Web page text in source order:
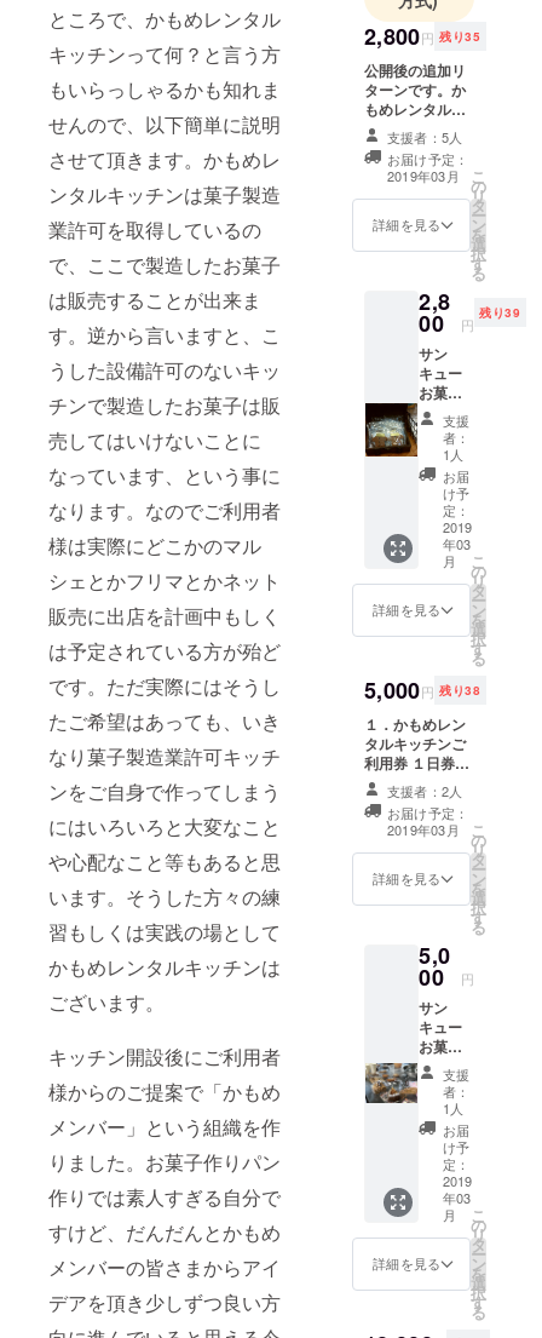
ところで、かもめレンタル
キッチンって何？と言う方
もいらっしゃるかも知れま
せんので、以下簡単に説明
させて頂きます。かもめレ
ンタルキッチンは菓子製造
業許可を取得しているの
で、ここで製造したお菓子
は販売することが出来ま
す。逆から言いますと、こ
うした設備許可のないキッ
チンで製造したお菓子は販
売してはいけないことに
なっています、という事に
なります。なのでご利用者
様は実際にどこかのマル
シェとかフリマとかネット
販売に出店を計画中もしく
は予定されている方が殆ど
です。ただ実際にはそうし
たご希望はあっても、いき
なり菓子製造業許可キッチ
ンをご自身で作ってしまう
にはいろいろと大変なこと
や心配なこと等もあると思
います。そうした方々の練
習もしくは実践の場として
かもめレンタルキッチンは
ございます。
キッチン開設後にご利用者
様からのご提案で「かもめ
メンバー」という組織を作
りました。お菓子作りパン
作りでは素人すぎる自分で
すけど、だんだんとかもめ
メンバーの皆さまからアイ
デアを頂き少しずつ良い方
2,800円 残り35
公開後の追加リ
ターンです。か
もめレンタル
キッチンご利用
半日券：4時間1
回が2,800円で
す。利用可能時
間平日午前9時か
ら午後5時（その
通常利用料金は
850円／時間＋
備例 オーブ
ン：東芝ER-
RD3000、捏ね
器：キッチンエ
イドKSM5、発
酵器：ニーダー
102、作業台：
幅120㎝奥行60
㎝高さ80㎝ が2
台、クイジナー
ト、フードドラ
イヤー、冷凍冷
他備品等のご確
認などは、かも
ジのお問い合わ
せからお気軽に
どうぞ！ お届け
予定日として
2019年3月とし
ていますが、
キッチンご利用
権利ですのでご
利用者様のご都
談させて頂きま
す。ご相談窓口
itchen@yahoo.
co.jp （かもめレ
ンタルキッチン
ホームページの
お問い合わせは
このメールアド
レスにつながっ
ています）こち
らのメールアド
レスまでお願い
致します。また
本お申込みはご
支援者様のメー
ルアドレスをか
もめレンタル
させて頂く条件
となっておりま
支援者：5人
お届け予定：
2019年03月
詳細を見る
こ
の
リ
タ
ー
ン
を
選
択
す
る
2,8
00 円
残り39
サン
キュー
お菓子
ミニ
セット
（3月か
ら5月の
間にお
届けし
す）：
感謝の
気持ち
を込め
て、か
もめメ
の手作
りお菓
子セッ
トを一
箱お届
す。い
ろいろ
な作り
手さん
のお菓
むパ
ターン
と、お
一人の
作り手
さん
ワール
ドのパ
ターン
を考え
ていま
すが、
お菓子
発送時
期と作
り手さ
んのス
支援
者：
1人
お届
け予
定：
2019
年03
月
詳細を見る
こ
の
リ
タ
ー
ン
を
選
択
す
る
5,000円 残り38
１．かもめレン
タルキッチンご
利用券 １日券：
フルタイム（1
日）1回を5,000
円 利用可能時間
‖平日午前9時か
ら午後5時（その
他の時間帯も相
間＋消費税 設備
例 オーブン：
RD3000、捏ね
器：キッチンエ
イドKSM5、発
酵器：ニーダー
102、作業台：
幅120㎝奥行60
㎝高さ80㎝ が2
台、クイジナー
ト、フードドラ
イヤー、冷凍冷
蔵庫など。その
他備品等のご確
めレンタルキッ
チンホームペー
支援者：2人
お届け予定：
2019年03月
詳細を見る
こ
の
リ
タ
ー
ン
を
選
択
す
る
5,0
00 円
サン
キュー
お菓子
セット
（3月か
ら5月の
間にお
届けし
す）：
感謝の
気持ち
を込め
て、か
もめメ
ンバー
支援
者：
1人
お届
け予
定：
2019
年03
月
詳細を見る
こ
の
リ
タ
ー
ン
を
選
択
す
る